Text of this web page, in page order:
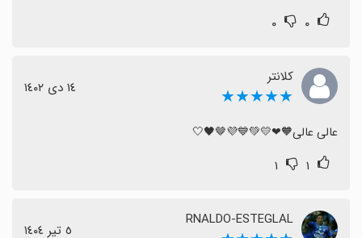
۰ ۰
کلانتر
★★★★★ ١٤ دی ١٤٠٢
عالی عالی🧡❤💛💚💙💜🤎🖤🤍
۱ ۱
RNALDO-ESTEGLAL
٥ تیر ١٤٠٤